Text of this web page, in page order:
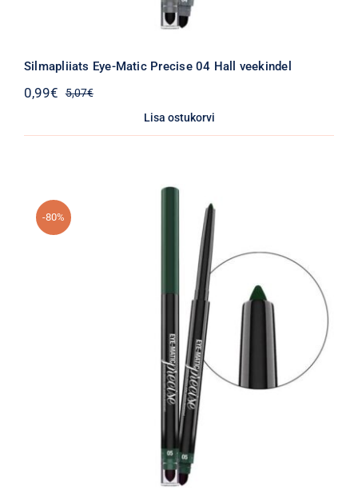
Silmapliiats Eye-Matic Precise 04 Hall veekindel
5,07€Algne
oli:
0,99€
Praegune
on:
Lisa ostukorvi
-80%